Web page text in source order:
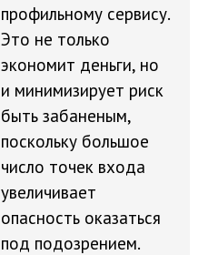
профильному сервису.
Это не только
экономит деньги, но
и минимизирует риск
быть забаненым,
поскольку большое
число точек входа
увеличивает
опасность оказаться
под подозрением.